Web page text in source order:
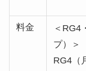
料金
＜RG4
プ）＞
RG4（